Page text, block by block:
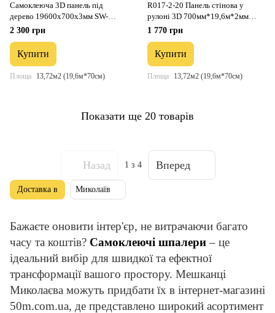
Самоклеюча 3D панель під
дерево 19600x700x3мм SW-
00002223
2 300 грн
Купити
Площа 13,72м2 (19,6м*70см)
R017-2-20 Панель стінова у
рулоні 3D 700мм*19,6м*2мм
срібло (D) SW-00002278
1 770 грн
Купити
Площа 13,72м2 (19,6м*70см)
Показати ще 20 товарів
Назад 1 з 4 Вперед
Бажаєте оновити інтер'єр, не витрачаючи багато
часу та коштів? Самоклеючі шпалери– це
ідеальний вибір для швидкої та ефектної
трансформації вашого простору. Мешканці
Миколаєва можуть придбати їх в інтернет-магазині
50m.com.ua, де представлено широкий асортимент
Доставка в Миколаїв